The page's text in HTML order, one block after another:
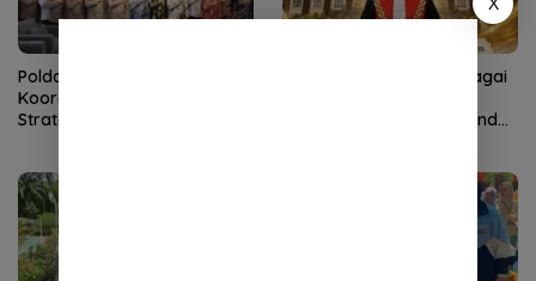
Polda Aceh–PLN Tingkatkan
Koordinasi Amankan Proyek
Strategis
KMA Lantik Dr Sutio sebagai
Banda Aceh, Nursyam Pindah